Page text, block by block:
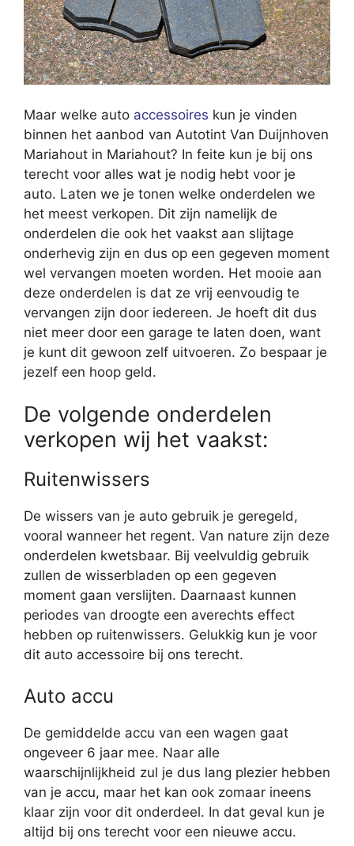
Maar welke auto accessoires kun je vinden
binnen het aanbod van Autotint Van Duijnhoven
Mariahout in Mariahout? In feite kun je bij ons
terecht voor alles wat je nodig hebt voor je
auto. Laten we je tonen welke onderdelen we
het meest verkopen. Dit zijn namelijk de
onderdelen die ook het vaakst aan slijtage
onderhevig zijn en dus op een gegeven moment
wel vervangen moeten worden. Het mooie aan
deze onderdelen is dat ze vrij eenvoudig te
vervangen zijn door iedereen. Je hoeft dit dus
niet meer door een garage te laten doen, want
je kunt dit gewoon zelf uitvoeren. Zo bespaar je
jezelf een hoop geld.
De volgende onderdelen
verkopen wij het vaakst:
Ruitenwissers
De wissers van je auto gebruik je geregeld,
vooral wanneer het regent. Van nature zijn deze
onderdelen kwetsbaar. Bij veelvuldig gebruik
zullen de wisserbladen op een gegeven
moment gaan verslijten. Daarnaast kunnen
periodes van droogte een averechts effect
hebben op ruitenwissers. Gelukkig kun je voor
dit auto accessoire bij ons terecht.
Auto accu
De gemiddelde accu van een wagen gaat
ongeveer 6 jaar mee. Naar alle
waarschijnlijkheid zul je dus lang plezier hebben
van je accu, maar het kan ook zomaar ineens
klaar zijn voor dit onderdeel. In dat geval kun je
altijd bij ons terecht voor een nieuwe accu.